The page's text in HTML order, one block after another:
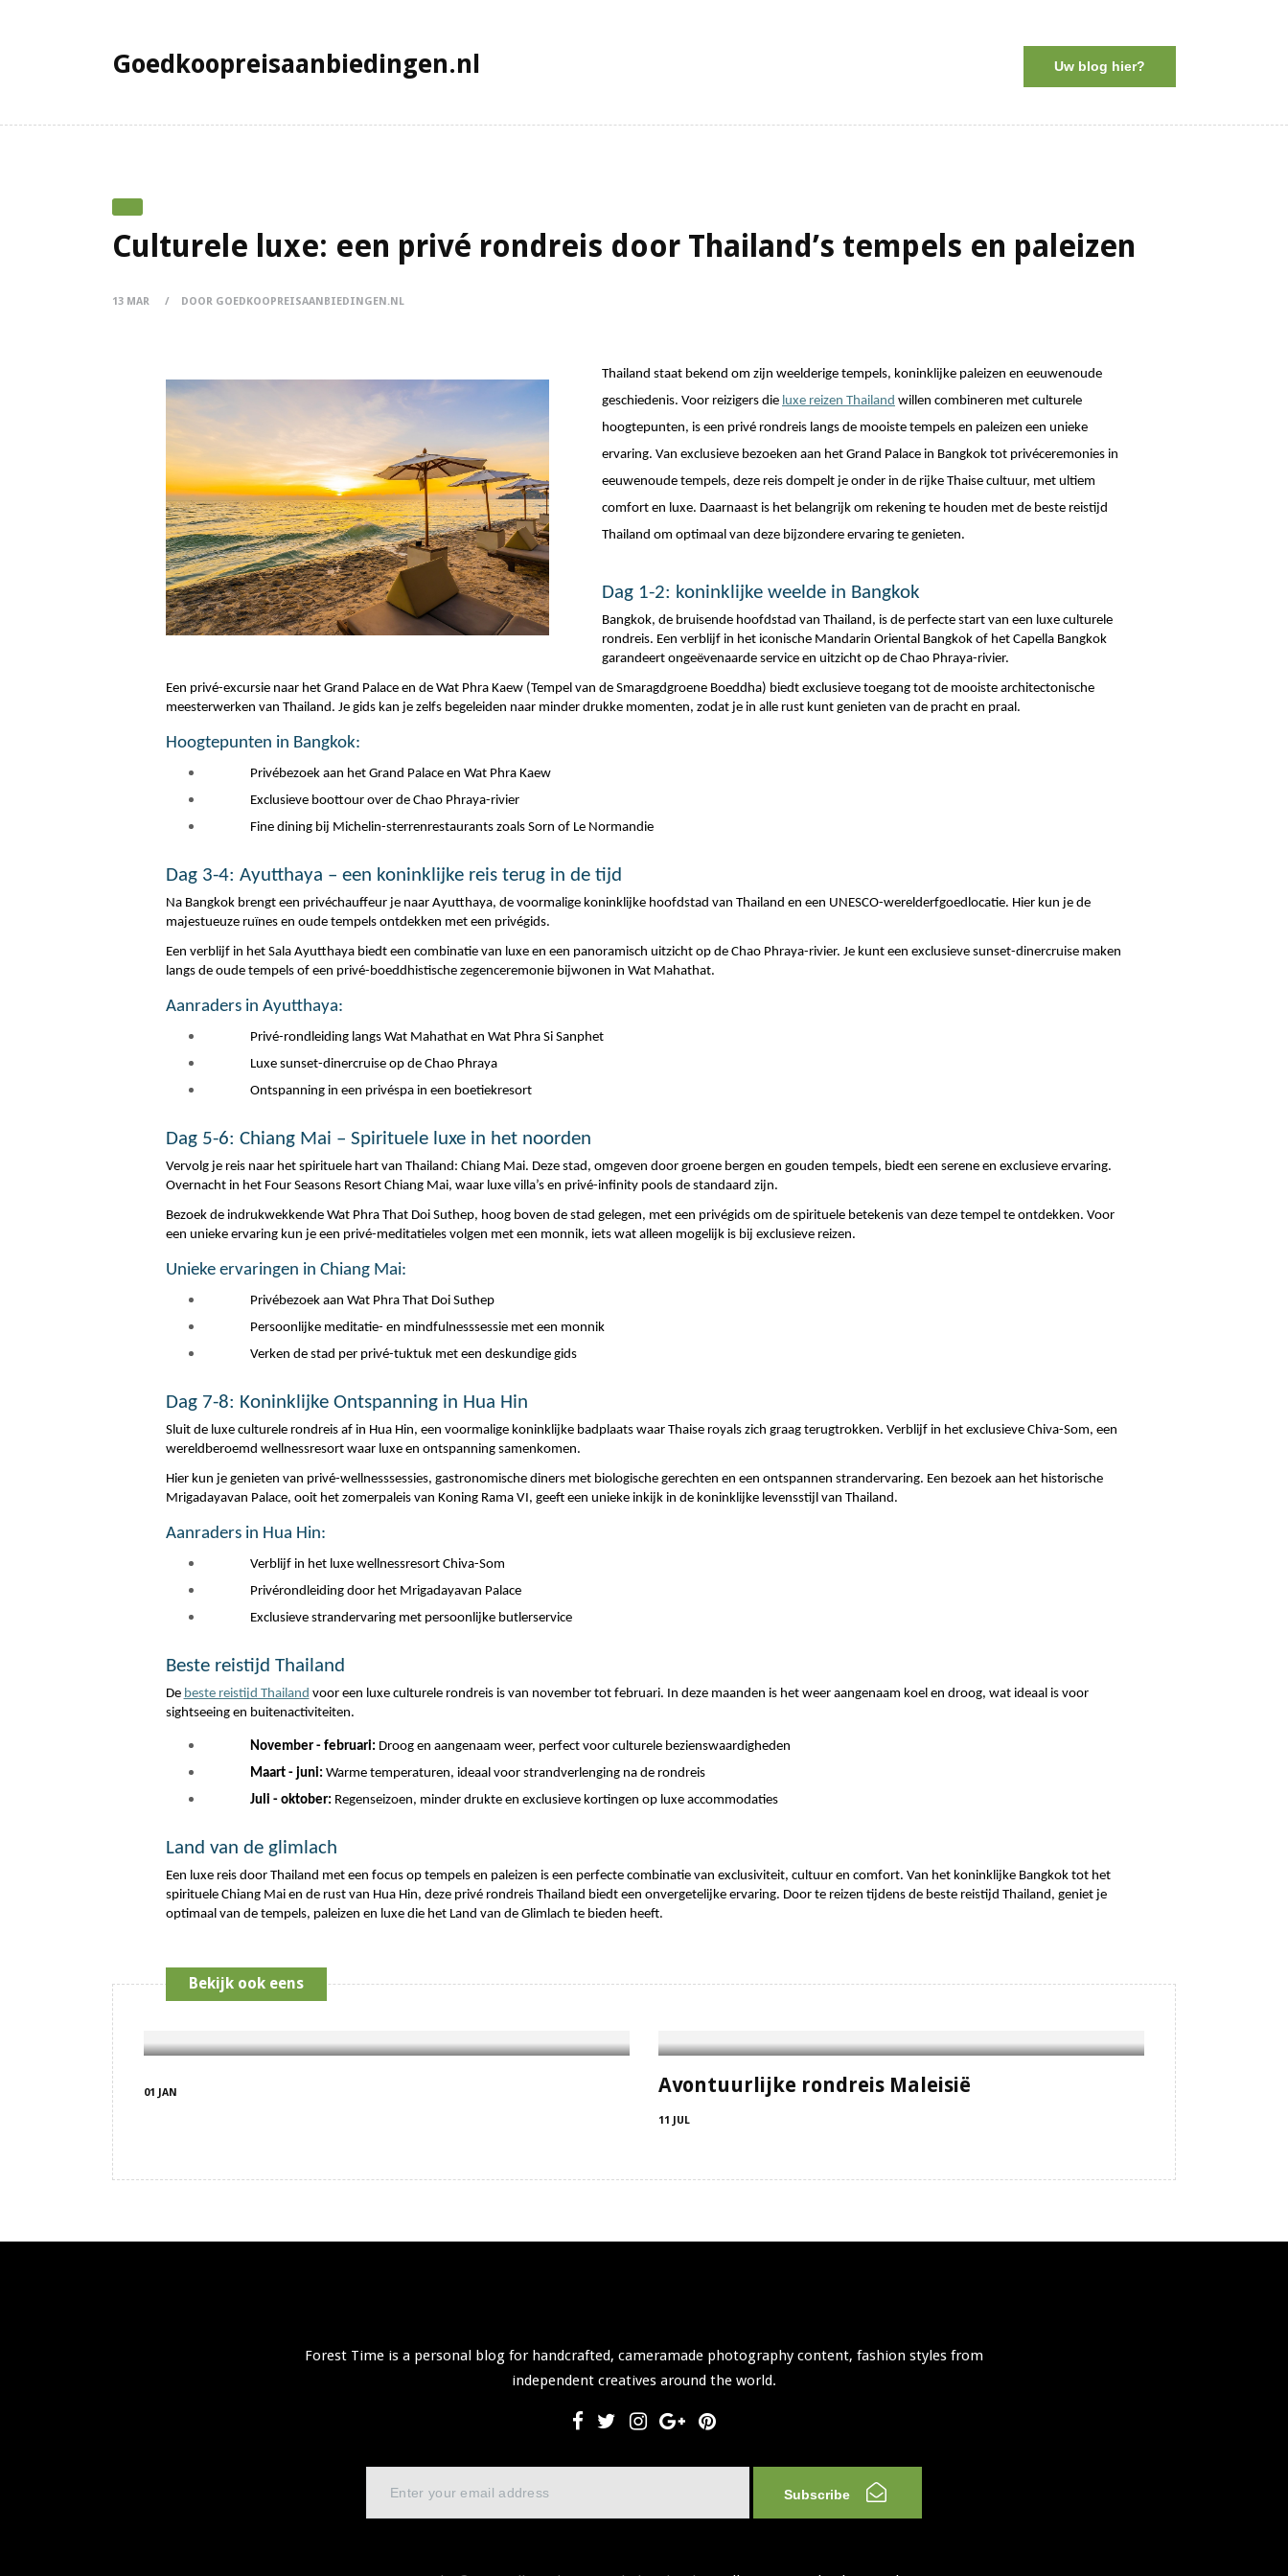
Goedkoopreisaanbiedingen.nl Uw blog hier?
Culturele luxe: een privé rondreis door Thailand’s tempels en paleizen
13 MAR DOOR GOEDKOOPREISAANBIEDINGEN.NL
Thailand staat bekend om zijn weelderige tempels, koninklijke paleizen en eeuwenoude
geschiedenis. Voor reizigers die luxe reizen Thailand willen combineren met culturele
hoogtepunten, is een privé rondreis langs de mooiste tempels en paleizen een unieke
ervaring. Van exclusieve bezoeken aan het Grand Palace in Bangkok tot privéceremonies in
eeuwenoude tempels, deze reis dompelt je onder in de rijke Thaise cultuur, met ultiem
comfort en luxe. Daarnaast is het belangrijk om rekening te houden met de beste reistijd
Thailand om optimaal van deze bijzondere ervaring te genieten.
Dag 1-2: koninklijke weelde in Bangkok
Bangkok, de bruisende hoofdstad van Thailand, is de perfecte start van een luxe culturele
rondreis. Een verblijf in het iconische Mandarin Oriental Bangkok of het Capella Bangkok
garandeert ongeëvenaarde service en uitzicht op de Chao Phraya-rivier.
Een privé-excursie naar het Grand Palace en de Wat Phra Kaew (Tempel van de Smaragdgroene Boeddha) biedt exclusieve toegang tot de mooiste architectonische
meesterwerken van Thailand. Je gids kan je zelfs begeleiden naar minder drukke momenten, zodat je in alle rust kunt genieten van de pracht en praal.
Hoogtepunten in Bangkok:
Privébezoek aan het Grand Palace en Wat Phra Kaew
Exclusieve boottour over de Chao Phraya-rivier
Fine dining bij Michelin-sterrenrestaurants zoals Sorn of Le Normandie
Dag 3-4: Ayutthaya – een koninklijke reis terug in de tijd
Na Bangkok brengt een privéchauffeur je naar Ayutthaya, de voormalige koninklijke hoofdstad van Thailand en een UNESCO-werelderfgoedlocatie. Hier kun je de
majestueuze ruïnes en oude tempels ontdekken met een privégids.
Een verblijf in het Sala Ayutthaya biedt een combinatie van luxe en een panoramisch uitzicht op de Chao Phraya-rivier. Je kunt een exclusieve sunset-dinercruise maken
langs de oude tempels of een privé-boeddhistische zegenceremonie bijwonen in Wat Mahathat.
Aanraders in Ayutthaya:
Privé-rondleiding langs Wat Mahathat en Wat Phra Si Sanphet
Luxe sunset-dinercruise op de Chao Phraya
Ontspanning in een privéspa in een boetiekresort
Dag 5-6: Chiang Mai – Spirituele luxe in het noorden
Vervolg je reis naar het spirituele hart van Thailand: Chiang Mai. Deze stad, omgeven door groene bergen en gouden tempels, biedt een serene en exclusieve ervaring.
Overnacht in het Four Seasons Resort Chiang Mai, waar luxe villa’s en privé-infinity pools de standaard zijn.
Bezoek de indrukwekkende Wat Phra That Doi Suthep, hoog boven de stad gelegen, met een privégids om de spirituele betekenis van deze tempel te ontdekken. Voor
een unieke ervaring kun je een privé-meditatieles volgen met een monnik, iets wat alleen mogelijk is bij exclusieve reizen.
Unieke ervaringen in Chiang Mai:
Privébezoek aan Wat Phra That Doi Suthep
Persoonlijke meditatie- en mindfulnesssessie met een monnik
Verken de stad per privé-tuktuk met een deskundige gids
Dag 7-8: Koninklijke Ontspanning in Hua Hin
Sluit de luxe culturele rondreis af in Hua Hin, een voormalige koninklijke badplaats waar Thaise royals zich graag terugtrokken. Verblijf in het exclusieve Chiva-Som, een
wereldberoemd wellnessresort waar luxe en ontspanning samenkomen.
Hier kun je genieten van privé-wellnesssessies, gastronomische diners met biologische gerechten en een ontspannen strandervaring. Een bezoek aan het historische
Mrigadayavan Palace, ooit het zomerpaleis van Koning Rama VI, geeft een unieke inkijk in de koninklijke levensstijl van Thailand.
Aanraders in Hua Hin:
Verblijf in het luxe wellnessresort Chiva-Som
Privérondleiding door het Mrigadayavan Palace
Exclusieve strandervaring met persoonlijke butlerservice
Beste reistijd Thailand
De beste reistijd Thailand voor een luxe culturele rondreis is van november tot februari. In deze maanden is het weer aangenaam koel en droog, wat ideaal is voor
sightseeing en buitenactiviteiten.
November - februari: Droog en aangenaam weer, perfect voor culturele bezienswaardigheden
Maart - juni: Warme temperaturen, ideaal voor strandverlenging na de rondreis
Juli - oktober: Regenseizoen, minder drukte en exclusieve kortingen op luxe accommodaties
Land van de glimlach
Een luxe reis door Thailand met een focus op tempels en paleizen is een perfecte combinatie van exclusiviteit, cultuur en comfort. Van het koninklijke Bangkok tot het
spirituele Chiang Mai en de rust van Hua Hin, deze privé rondreis Thailand biedt een onvergetelijke ervaring. Door te reizen tijdens de beste reistijd Thailand, geniet je
optimaal van de tempels, paleizen en luxe die het Land van de Glimlach te bieden heeft.
Bekijk ook eens
01 JAN Avontuurlijke rondreis Maleisië
11 JUL
Forest Time is a personal blog for handcrafted, cameramade photography content, fashion styles from
independent creatives around the world.
Subscribe